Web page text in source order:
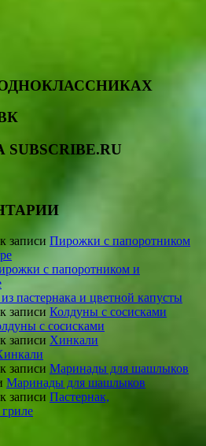
к записи Пирожки с папоротником
с папоротником и
пастернака и цветной капусты
к записи Колдуны с сосисками
с сосисками
к записи Хинкали
к записи Маринады для шашлыков
Маринады для шашлыков
к записи Пастернак,